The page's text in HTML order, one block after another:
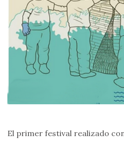
El primer festival realizado